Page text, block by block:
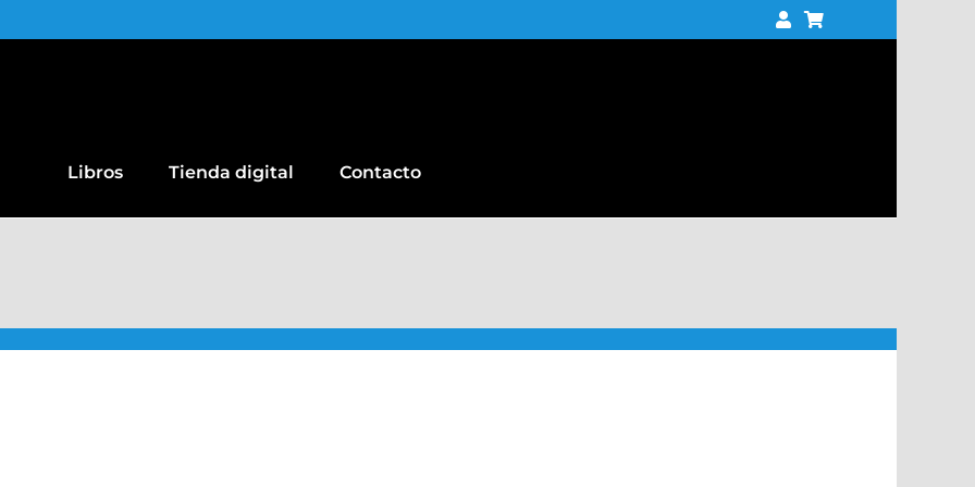
Libros Tienda digital Contacto